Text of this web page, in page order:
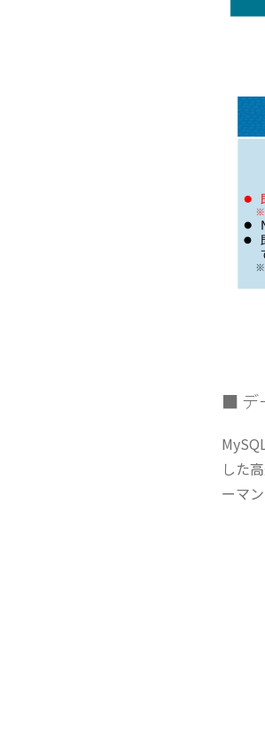
■ デ
した
ーマ